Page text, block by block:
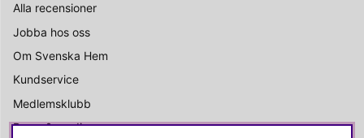
Alla recensioner
Jobba hos oss
Om Svenska Hem
Kundservice
Medlemsklubb
Press & media